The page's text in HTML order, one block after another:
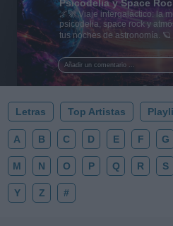
Añadir un comentario ...
Psicodelia y Space
🌌🚀 Viaje intergaláctico: la
psicodelia, space rock y
tus noches de astronomía.
al firmamento y siente la
esta colección para tu
✨⭐
Letras Top Artistas
A B C D E F G
M N O P Q R S
Y Z #